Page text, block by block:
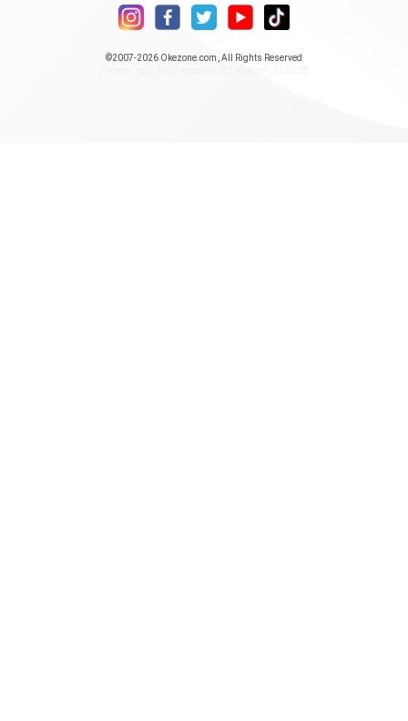
©2007-2026 Okezone.com , All Rights Reserved